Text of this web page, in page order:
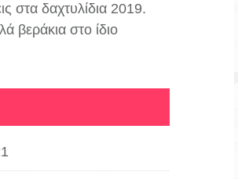
στα δαχτυλίδια 2019.
βεράκια στο ίδιο